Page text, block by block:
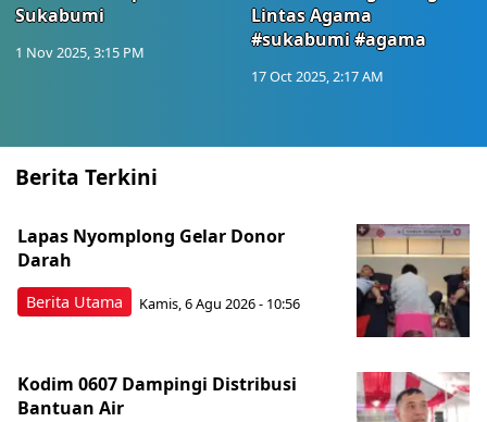
Sukabumi
1 Nov 2025, 3:15 PM
Lintas Agama
#sukabumi #agama
17 Oct 2025, 2:17 AM
Berita Terkini
Berita Utama
Lapas Nyomplong Gelar Donor
Darah
Kamis, 6 Agu 2026 - 10:56
Kodim 0607 Dampingi Distribusi
Bantuan Air